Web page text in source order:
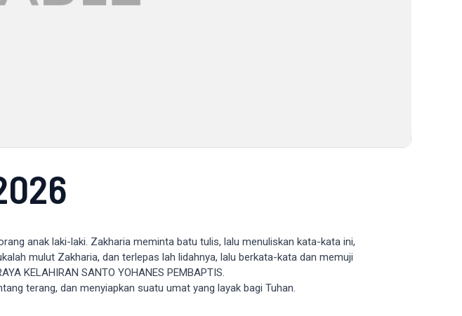
anak laki-laki. Zakharia meminta batu tulis, lalu menuliskan kata-kata ini,
mulut Zakharia, dan terlepas lah lidahnya, lalu berkata-kata dan memuji
KELAHIRAN SANTO YOHANES PEMBAPTIS.
terang, dan menyiapkan suatu umat yang layak bagi Tuhan.